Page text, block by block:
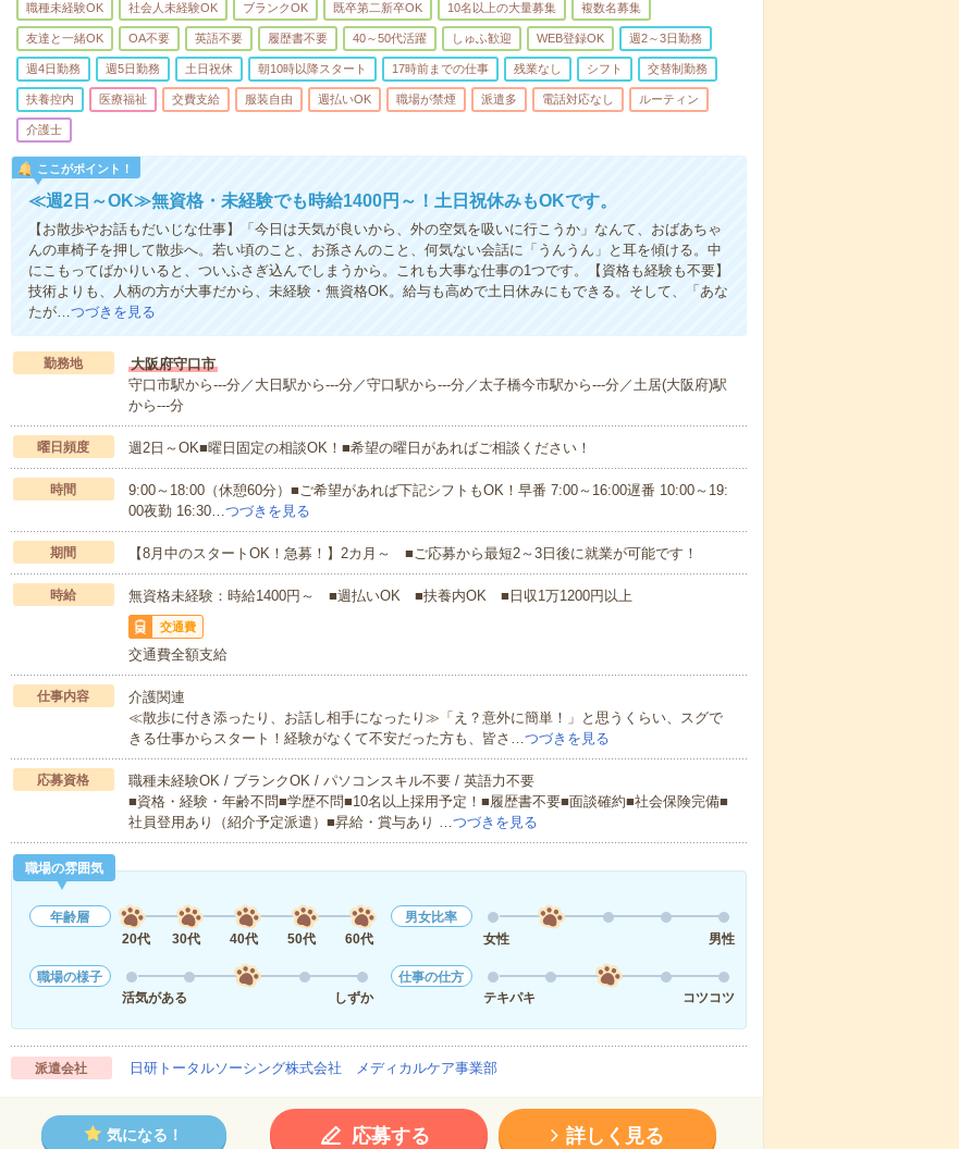
職種未経験OK 社会人未経験OK ブランクOK 既卒第二新卒OK 10名以上の大量募集 複数名募集
友達と一緒OK OA不要 英語不要 履歴書不要 40～50代活躍 しゅふ歓迎 WEB登録OK 週2～3日勤務
週4日勤務 週5日勤務 土日祝休 朝10時以降スタート 17時前までの仕事 残業なし シフト 交替制勤務
扶養控内 医療福祉 交費支給 服装自由 週払いOK 職場が禁煙 派遣多 電話対応なし ルーティン
介護士
ここがポイント！
≪週2日～OK≫無資格・未経験でも時給1400円～！土日祝休みもOKです。
【お散歩やお話もだいじな仕事】「今日は天気が良いから、外の空気を吸いに行こうか」なんて、おばあちゃ
んの車椅子を押して散歩へ。若い頃のこと、お孫さんのこと、何気ない会話に「うんうん」と耳を傾ける。中
にこもってばかりいると、ついふさぎ込んでしまうから。これも大事な仕事の1つです。【資格も経験も不要】
技術よりも、人柄の方が大事だから、未経験・無資格OK。給与も高めで土日休みにもできる。そして、「あな
たが…つづきを見る
勤務地
大阪府守口市
守口市駅から---分／大日駅から---分／守口駅から---分／太子橋今市駅から---分／土居(大阪府)駅
から---分
曜日頻度 週2日～OK■曜日固定の相談OK！■希望の曜日があればご相談ください！
時間
9:00～18:00（休憩60分）■ご希望があれば下記シフトもOK！早番 7:00～16:00遅番 10:00～19:
00夜勤 16:30…つづきを見る
期間 【8月中のスタートOK！急募！】2カ月～ ■ご応募から最短2～3日後に就業が可能です！
時給 無資格未経験：時給1400円～ ■週払いOK ■扶養内OK ■日収1万1200円以上
交通費
交通費全額支給
仕事内容
介護関連
≪散歩に付き添ったり、お話し相手になったり≫「え？意外に簡単！」と思うくらい、スグで
きる仕事からスタート！経験がなくて不安だった方も、皆さ…つづきを見る
応募資格
職種未経験OK / ブランクOK / パソコンスキル不要 / 英語力不要
■資格・経験・年齢不問■学歴不問■10名以上採用予定！■履歴書不要■面談確約■社会保険完備■
社員登用あり（紹介予定派遣）■昇給・賞与あり …つづきを見る
職場の雰囲気
年齢層
20代
30代 40代 50代 60代
男女比率
女性
男性
職場の様子
活気がある
しずか
仕事の仕方
テキパキ
コツコツ
派遣会社 日研トータルソーシング株式会社 メディカルケア事業部
気になる！ 応募する 詳しく見る